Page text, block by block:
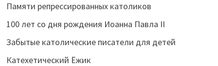
Памяти репрессированных католиков
100 лет со дня рождения Иоанна Павла II
Забытые католические писатели для детей
Катехетический Ёжик